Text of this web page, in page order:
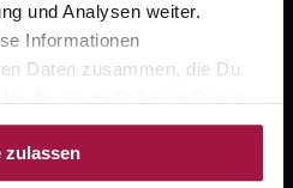
und Analysen weiter.
Informationen
Daten zusammen, die Du
haben.
zulassen